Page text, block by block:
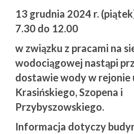
13 grudnia 2024 r.
7.30 do 12.00
w związku z pracami na
wodociągowej nastąpi
dostawie wody w rejonie
Krasińskiego, Szopena i
Przybyszowskiego.
Informacja dotyczy